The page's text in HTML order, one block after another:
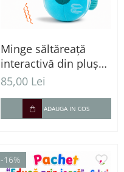
Minge săltăreață
interactivă din pluș
pentru bebeluși cu
85,00 Lei
ADAUGA IN COS
-16%